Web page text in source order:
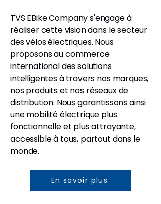
TVS EBike Company s'engage à
réaliser cette vision dans le secteur
des vélos électriques. Nous
proposons au commerce
international des solutions
intelligentes à travers nos marques,
nos produits et nos réseaux de
distribution. Nous garantissons ainsi
une mobilité électrique plus
fonctionnelle et plus attrayante,
accessible à tous, partout dans le
monde.
En savoir plus